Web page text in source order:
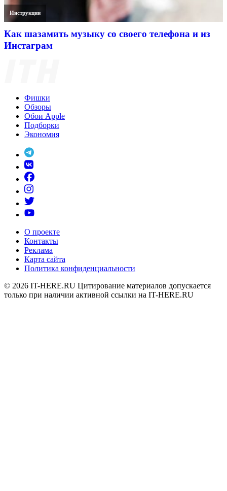
Инструкции
Как шазамить музыку со своего телефона и из
Инстаграм
Фишки
Обзоры
Обои Apple
Подборки
Экономия
О проекте
Контакты
Реклама
Карта сайта
Политика конфиденциальности
© 2026 IT-HERE.RU Цитирование материалов допускается
только при наличии активной ссылки на IT-HERE.RU